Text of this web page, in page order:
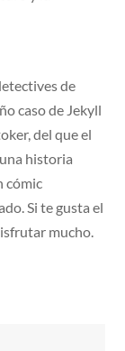
de
caso de Jekyll
del que el
historia
cómic
Si te gusta el
mucho.